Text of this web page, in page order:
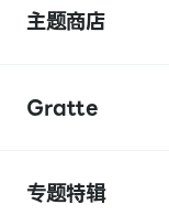
主题商店
Gratte
专题特辑